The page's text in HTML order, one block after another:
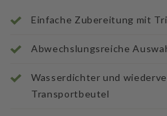
Einfache Zubereitung mit
Abwechslungsreiche
Wasserdichter und
Transportbeutel